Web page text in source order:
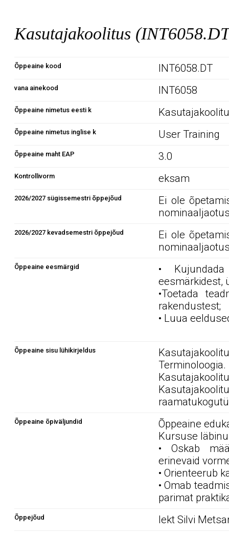
Kasutajakoolitus
Õppeaine kood INT6058.DT
vana ainekood INT6058
Õppeaine nimetus eesti k
Õppeaine nimetus inglise k User Training
Õppeaine maht EAP 3.0
Kontrollivorm eksam
2026/2027 sügissemestri õppejõud
Ei ole
2026/2027 kevadsemestri õppejõud
Ei ole
Õppeaine eesmärgid
•
eesmärkidest,
•Toetada
rakendustest;
• Luua
Õppeaine sisu lühikirjeldus
Õppeaine õpiväljundid
Õppeaine
Kursuse
• Oskab
erinevaid
• Orienteerub
• Omab
parimat
Õppejõud lekt Silvi